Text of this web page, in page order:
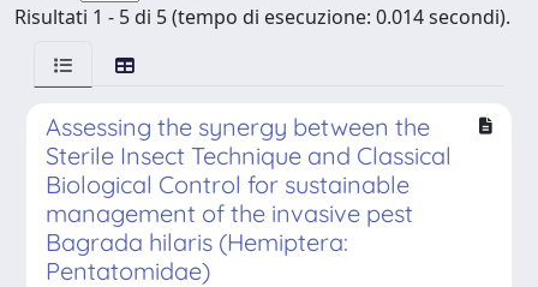
Risultati 1 - 5 di 5 (tempo di esecuzione: 0.014 secondi).
Assessing the synergy between the
Sterile Insect Technique and Classical
Biological Control for sustainable
management of the invasive pest
Bagrada hilaris (Hemiptera:
Pentatomidae)